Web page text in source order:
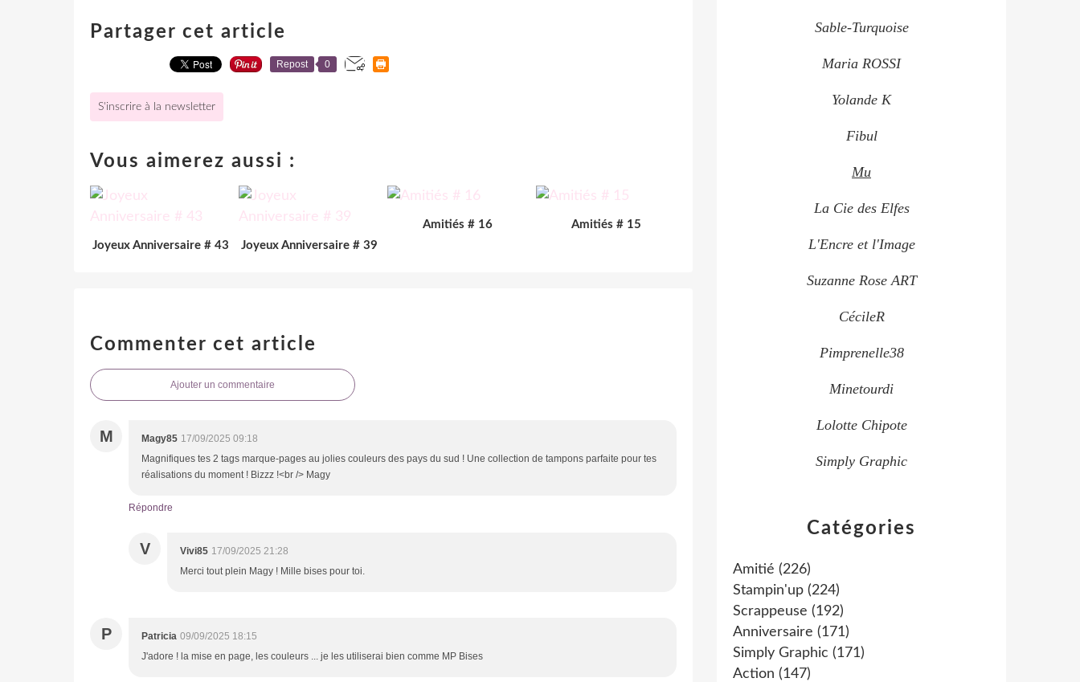
Partager cet article
Repost 0
S'inscrire à la newsletter
Vous aimerez aussi :
Joyeux Anniversaire # 43 Joyeux Anniversaire # 39
Amitiés # 16 Amitiés # 15
Commenter cet article
Ajouter un commentaire
M Magy85 17/09/2025 09:18
Magnifiques tes 2 tags marque-pages au jolies couleurs des pays du sud ! Une collection de tampons parfaite pour tes
réalisations du moment ! Bizzz !<br /> Magy
Répondre
V Vivi85 17/09/2025 21:28
Merci tout plein Magy ! Mille bises pour toi.
P Patricia 09/09/2025 18:15
J'adore ! la mise en page, les couleurs ... je les utiliserai bien comme MP Bises
Catégories
Amitié (226)
Stampin'up (224)
Scrappeuse (192)
Anniversaire (171)
Simply Graphic (171)
Action (147)
Sable-Turquoise
Maria ROSSI
Yolande K
Fibul
Mu
La Cie des Elfes
L'Encre et l'Image
Suzanne Rose ART
CécileR
Pimprenelle38
Minetourdi
Lolotte Chipote
Simply Graphic